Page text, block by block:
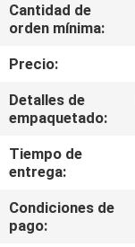
POR
LA
CONTROL
DE
CALIDAD
Cantidad de
orden mínima:
Precio:
Detalles de
empaquetado:
Tiempo de
entrega:
Condiciones de
pago: